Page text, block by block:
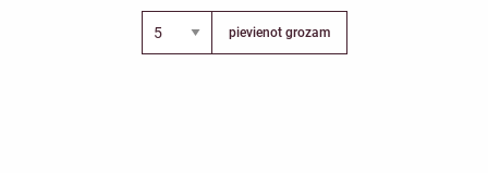
pievienot grozam